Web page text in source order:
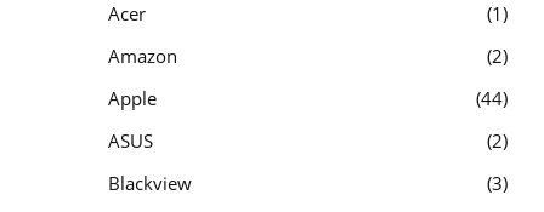
Acer
1
Amazon
2
Apple
44
ASUS
2
Blackview
3